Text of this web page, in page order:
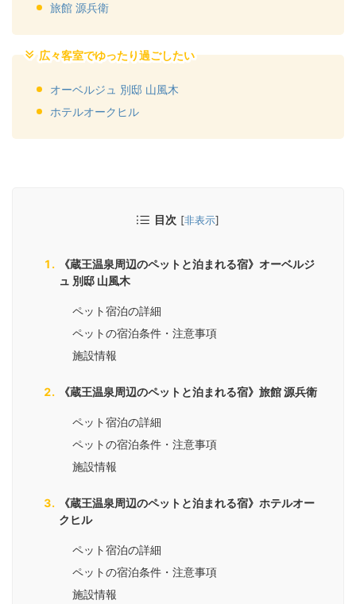
旅館 源兵衛
広々客室でゆったり過ごしたい
オーベルジュ 別邸 山風木
ホテルオークヒル
目次 [非表示]
《蔵王温泉周辺のペットと泊まれる宿》オーベルジ
ュ 別邸 山風木
ペット宿泊の詳細
ペットの宿泊条件・注意事項
施設情報
《蔵王温泉周辺のペットと泊まれる宿》旅館 源兵衛
ペット宿泊の詳細
ペットの宿泊条件・注意事項
施設情報
《蔵王温泉周辺のペットと泊まれる宿》ホテルオー
クヒル
ペット宿泊の詳細
ペットの宿泊条件・注意事項
施設情報